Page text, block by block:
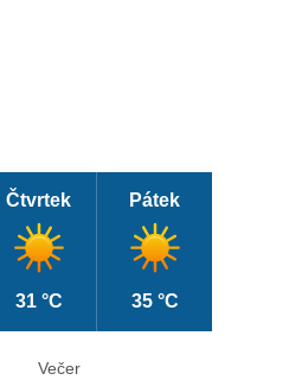
Čtvrtek
31 °C
Pátek
35 °C
Večer